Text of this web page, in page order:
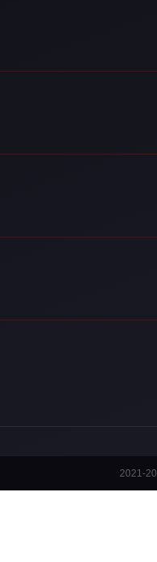
2021-